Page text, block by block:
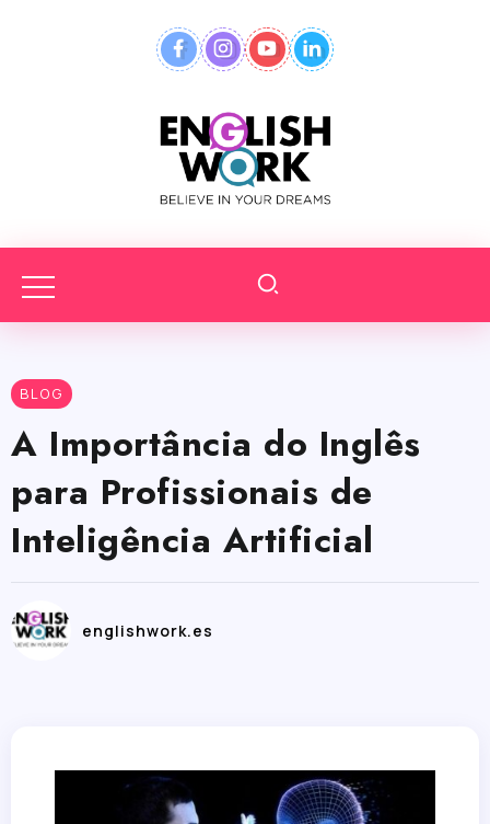
BLOG
A Importância do Inglês
para Profissionais de
Inteligência Artificial
englishwork.es